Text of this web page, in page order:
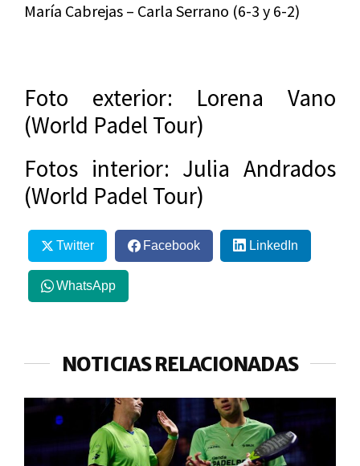
María Cabrejas – Carla Serrano (6-3 y 6-2)
Foto exterior: Lorena Vano
(World Padel Tour)
Fotos interior: Julia Andrados
(World Padel Tour)
Twitter Facebook LinkedIn
WhatsApp
NOTICIAS RELACIONADAS